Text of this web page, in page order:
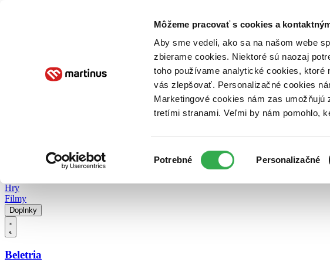
Môžeme pracovať s cookies a
Aby sme vedeli, ako sa na našom webe
zbierame cookies. Niektoré sú naozaj
toho používame analytické cookies,
vás zlepšovať. Personalizačné cookies
Marketingové cookies nám zas
tretími stranami. Veľmi by nám pomohlo,
súhlasu
Potrebné Personalizačné
Poukážky Kontakt
Hry
Filmy
Doplnky
Beletria